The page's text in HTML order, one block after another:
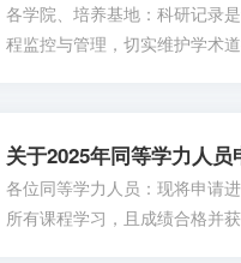
各学院、培养基地：科研记录
程监控与管理，切实维护学术
关于2025年同等学力人
各位同等学力人员：现将申请
所有课程学习，且成绩合格并